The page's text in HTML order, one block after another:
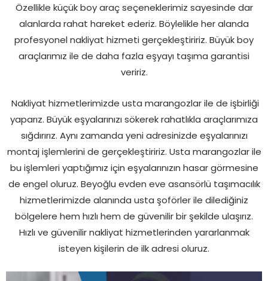
Özellikle küçük boy araç seçeneklerimiz sayesinde dar
alanlarda rahat hareket ederiz. Böylelikle her alanda
profesyonel nakliyat hizmeti gerçekleştiririz. Büyük boy
araçlarımız ile de daha fazla eşyayı taşıma garantisi
veririz.
Nakliyat hizmetlerimizde usta marangozlar ile de işbirliği
yaparız. Büyük eşyalarınızı sökerek rahatlıkla araçlarımıza
sığdırırız. Aynı zamanda yeni adresinizde eşyalarınızı
montaj işlemlerini de gerçekleştiririz. Usta marangozlar ile
bu işlemleri yaptığımız için eşyalarınızın hasar görmesine
de engel oluruz. Beyoğlu evden eve asansörlü taşımacılık
hizmetlerimizde alanında usta şoförler ile dilediğiniz
bölgelere hem hızlı hem de güvenilir bir şekilde ulaşırız.
Hızlı ve güvenilir nakliyat hizmetlerinden yararlanmak
isteyen kişilerin de ilk adresi oluruz.